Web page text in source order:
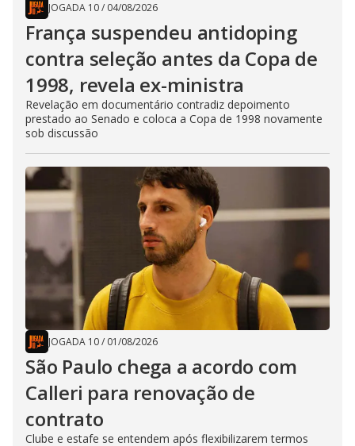
JOGADA 10/ 04/08/2026
França suspendeu antidoping
contra seleção antes da Copa de
1998, revela ex-ministra
Revelação em documentário contradiz depoimento
prestado ao Senado e coloca a Copa de 1998 novamente
sob discussão
JOGADA 10/ 01/08/2026
São Paulo chega a acordo com
Calleri para renovação de
contrato
Clube e estafe se entendem após flexibilizarem termos